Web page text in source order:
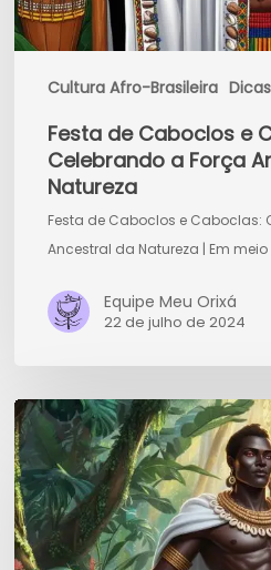
Cultura Afro-Brasileira
da
Natureza
Festa de Caboclos e
Celebrando a Força
Natureza
Festa de Caboclos e Caboclas:
Ancestral da Natureza | Em meio
Equipe Meu Orixá
22 de julho de 2024
Características
de
Oxóssi:
O
Caçador
da